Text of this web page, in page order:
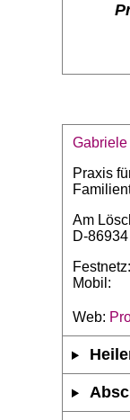
Praxis
Am
D-
Festnetz:
Mobil:
Web: